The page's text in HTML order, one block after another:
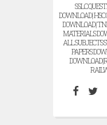
SSLC
DOWNLOAD |
DOWNLOAD |
MATERIALS
ALL SUBJECTS
PAPERS
DOWNLOAD